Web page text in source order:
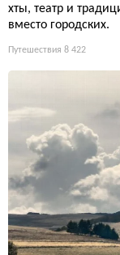
хты, театр и
вместо городских.
Путешествия 8 422